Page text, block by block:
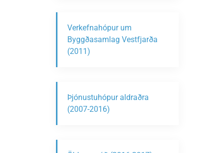
Verkefnahópur um
Byggðasamlag Vestfjarða
(2011)
Þjónustuhópur aldraðra
(2007-2016)